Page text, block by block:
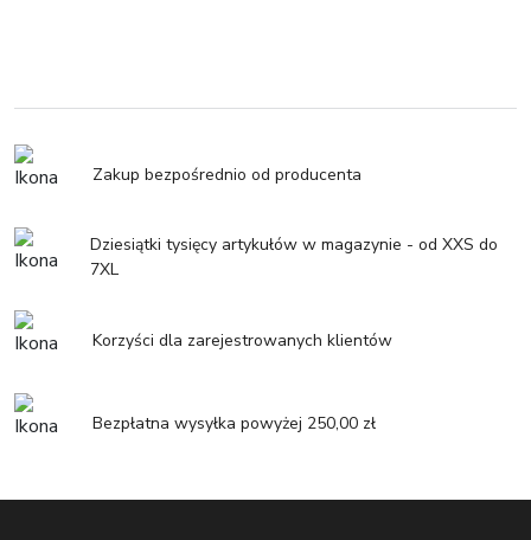
Zakup bezpośrednio od producenta
Dziesiątki tysięcy artykułów w magazynie - od XXS do
7XL
Korzyści dla zarejestrowanych klientów
Bezpłatna wysyłka powyżej 250,00 zł